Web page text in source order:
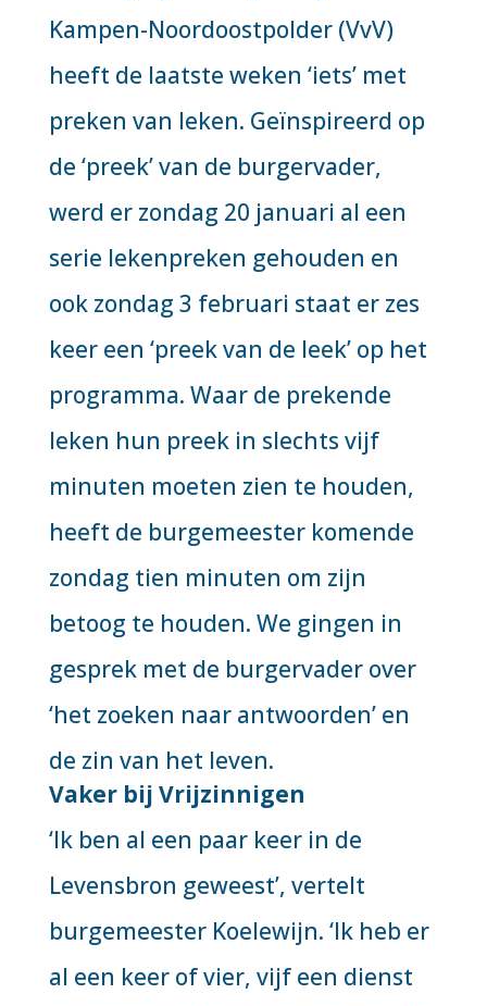
Kampen-Noordoostpolder (VvV)
heeft de laatste weken ‘iets’ met
preken van leken. Geïnspireerd op
de ‘preek’ van de burgervader,
werd er zondag 20 januari al een
serie lekenpreken gehouden en
ook zondag 3 februari staat er zes
keer een ‘preek van de leek’ op het
programma. Waar de prekende
leken hun preek in slechts vijf
minuten moeten zien te houden,
heeft de burgemeester komende
zondag tien minuten om zijn
betoog te houden. We gingen in
gesprek met de burgervader over
‘het zoeken naar antwoorden’ en
de zin van het leven.
Vaker bij Vrijzinnigen
‘Ik ben al een paar keer in de
Levensbron geweest’, vertelt
burgemeester Koelewijn. ‘Ik heb er
al een keer of vier, vijf een dienst